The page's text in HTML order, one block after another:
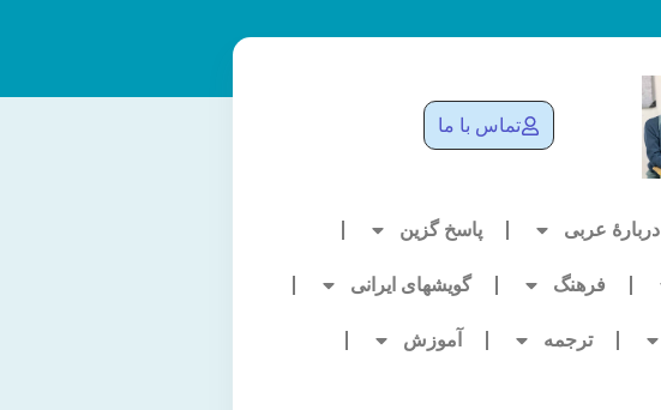
تماس با ما
دربارۀ عربی پاسخ گزین
فرهنگ گویشهای ایرانی
ترجمه آموزش